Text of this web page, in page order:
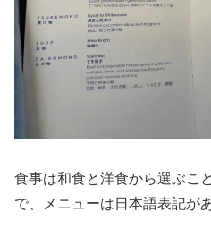
食事は和食と洋食から選ぶこ
で、メニューは日本語表記が